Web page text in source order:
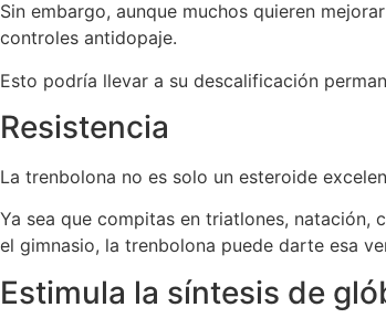
Sin embargo, aunque muchos quieren
controles antidopaje.
Esto podría llevar a su descalificación
Resistencia
La trenbolona no es solo un esteroide
Ya sea que compitas en triatlones, natación,
el gimnasio, la trenbolona puede darte esa
Estimula la síntesis de